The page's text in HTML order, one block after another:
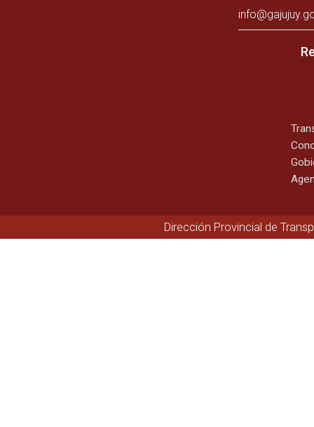
Dirección Provincial de